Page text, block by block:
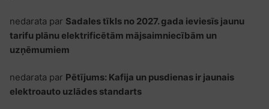
nedarata par Sadales tīkls no 2027. gada ieviesīs jaunu
tarifu plānu elektrificētām mājsaimniecībām un
uzņēmumiem
nedarata par Pētījums: Kafija un pusdienas ir jaunais
elektroauto uzlādes standarts